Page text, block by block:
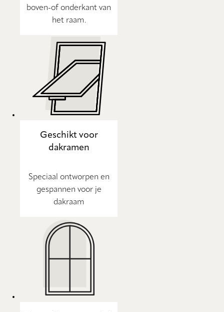
boven-of onderkant van
het raam.
Geschikt voor
dakramen
Speciaal ontworpen en
gespannen voor je
dakraam